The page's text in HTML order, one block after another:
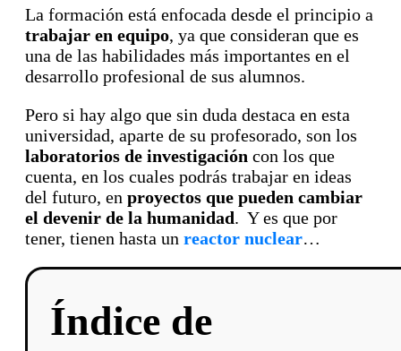
La formación está enfocada desde el principio a
trabajar en equipo, ya que consideran que es
una de las habilidades más importantes en el
desarrollo profesional de sus alumnos.
Pero si hay algo que sin duda destaca en esta
universidad, aparte de su profesorado, son los
laboratorios de investigación con los que
cuenta, en los cuales podrás trabajar en ideas
del futuro, en proyectos que pueden cambiar
el devenir de la humanidad. Y es que por
tener, tienen hasta un reactor nuclear…
Índice de